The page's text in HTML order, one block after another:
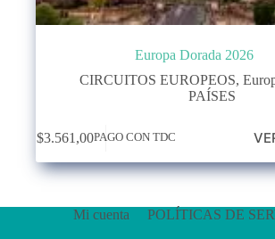
Europa Dorada 2026
CIRCUITOS EUROPEOS,
PAÍSES
$3.561,00PAGO CON TDC
Mi cuenta POLÍTICAS DE